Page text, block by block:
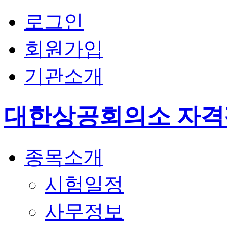
로그인
회원가입
기관소개
대한상공회의소 자
종목소개
시험일정
사무정보